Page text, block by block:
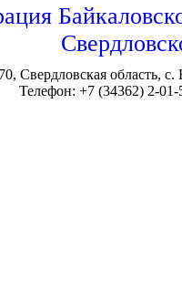
Свердловская область,
Телефон: +7 (34362) 2-01-